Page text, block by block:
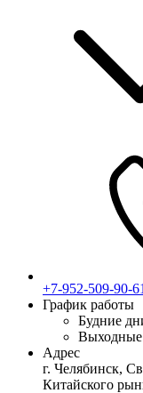
+7-952-509-90-61
График работы
Будние
Адрес
г. Челябинск,
Китайского